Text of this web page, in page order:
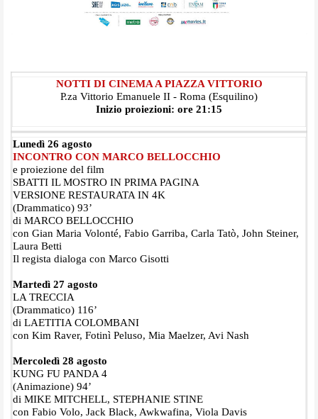
NOTTI DI CINEMA A PIAZZA VITTORIO
P.za Vittorio Emanuele II - Roma (Esquilino)
Inizio proiezioni: ore 21:15
Lunedì 26 agosto
INCONTRO CON MARCO BELLOCCHIO
e proiezione del film
SBATTI IL MOSTRO IN PRIMA PAGINA
VERSIONE RESTAURATA IN 4K
(Drammatico) 93’
di MARCO BELLOCCHIO
con Gian Maria Volonté, Fabio Garriba, Carla Tatò, John Steiner,
Laura Betti
Il regista dialoga con Marco Gisotti
Martedì 27 agosto
LA TRECCIA
(Drammatico) 116’
di LAETITIA COLOMBANI
con Kim Raver, Fotinì Peluso, Mia Maelzer, Avi Nash
Mercoledì 28 agosto
KUNG FU PANDA 4
(Animazione) 94’
di MIKE MITCHELL, STEPHANIE STINE
con Fabio Volo, Jack Black, Awkwafina, Viola Davis